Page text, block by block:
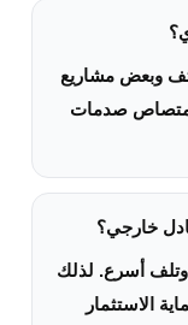
وبعض مشاريع
امتصاص صدمات
أسرع. لذلك
الاستثمار